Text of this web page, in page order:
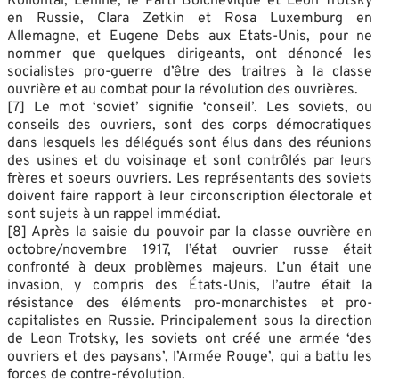
en Russie, Clara Zetkin et Rosa Luxemburg en
Allemagne, et Eugene Debs aux Etats-Unis, pour ne
nommer que quelques dirigeants, ont dénoncé les
socialistes pro-guerre d’être des traitres à la classe
ouvrière et au combat pour la révolution des ouvrières.
[7] Le mot ‘soviet’ signifie ‘conseil’. Les soviets, ou
conseils des ouvriers, sont des corps démocratiques
dans lesquels les délégués sont élus dans des réunions
des usines et du voisinage et sont contrôlés par leurs
frères et soeurs ouvriers. Les représentants des soviets
doivent faire rapport à leur circonscription électorale et
sont sujets à un rappel immédiat.
[8] Après la saisie du pouvoir par la classe ouvrière en
octobre/novembre 1917, l’état ouvrier russe était
confronté à deux problèmes majeurs. L’un était une
invasion, y compris des États-Unis, l’autre était la
résistance des éléments pro-monarchistes et pro-
capitalistes en Russie. Principalement sous la direction
de Leon Trotsky, les soviets ont créé une armée ‘des
ouvriers et des paysans’, l’Armée Rouge’, qui a battu les
forces de contre-révolution.